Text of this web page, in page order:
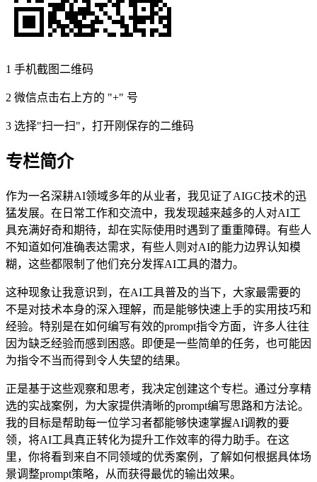
1 手机截图二维码
2 微信点击右上方的 "+" 号
3 选择"扫一扫"，打开刚保存的二维码
专栏简介
作为一名深耕AI领域多年的从业者，我见证了AIGC技术的迅
猛发展。在日常工作和交流中，我发现越来越多的人对AI工
具充满好奇和期待，却在实际使用时遇到了重重障碍。有些人
不知道如何准确表达需求，有些人则对AI的能力边界认知模
糊，这些都限制了他们充分发挥AI工具的潜力。
这种现象让我意识到，在AI工具普及的当下，大家最需要的
不是对技术本身的深入理解，而是能够快速上手的实用技巧和
经验。特别是在如何编写有效的prompt指令方面，许多人往往
因为缺乏经验而感到困惑。即便是一些简单的任务，也可能因
为指令不当而得到令人失望的结果。
正是基于这些观察和思考，我决定创建这个专栏。通过分享精
选的实战案例，为大家提供清晰的prompt编写思路和方法论。
我的目标是帮助每一位学习者都能够快速掌握AI调教的要
领，将AI工具真正转化为提升工作效率的得力助手。在这
里，你将看到来自不同领域的优秀案例，了解如何根据具体场
景调整prompt策略，从而获得最优的输出效果。